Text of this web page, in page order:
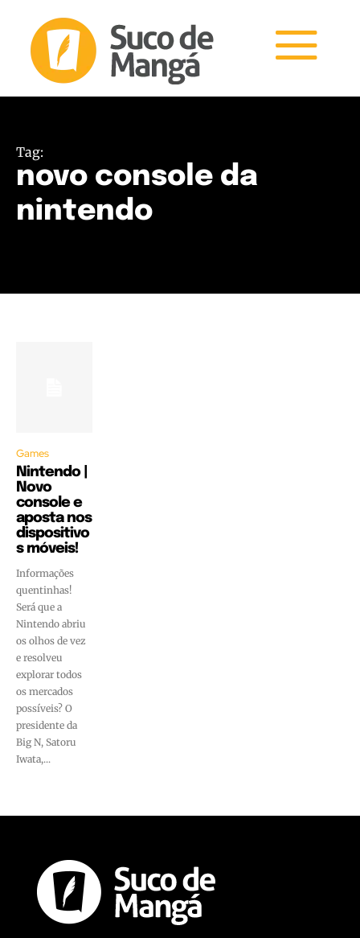
Tag:
novo console da
nintendo
Games
Nintendo |
Novo
console e
aposta nos
dispositivo
s móveis!
Informações
quentinhas!
Será que a
Nintendo abriu
os olhos de vez
e resolveu
explorar todos
os mercados
possíveis? O
presidente da
Big N, Satoru
Iwata,...